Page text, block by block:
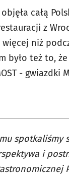
całą
z
niż
było też to,
- gwiazdki
spotkaliśmy
i